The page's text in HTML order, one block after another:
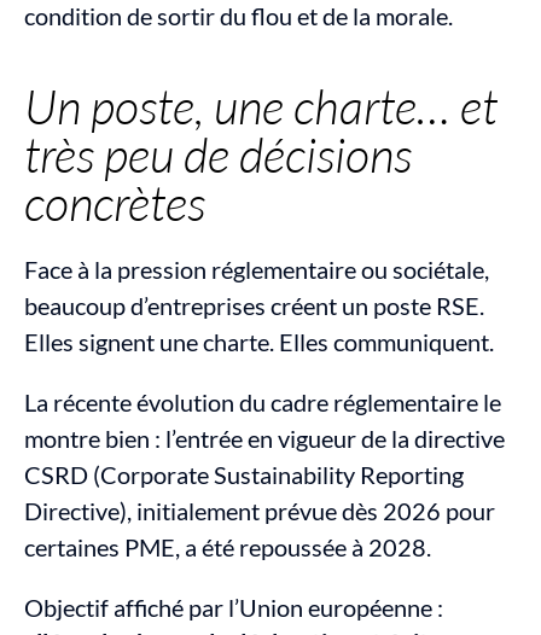
condition de sortir du flou et de la morale.
Un poste, une charte… et
très peu de décisions
concrètes
Face à la pression réglementaire ou sociétale,
beaucoup d’entreprises créent un poste RSE.
Elles signent une charte. Elles communiquent.
La récente évolution du cadre réglementaire le
montre bien : l’entrée en vigueur de la directive
CSRD (Corporate Sustainability Reporting
Directive), initialement prévue dès 2026 pour
certaines PME, a été repoussée à 2028.